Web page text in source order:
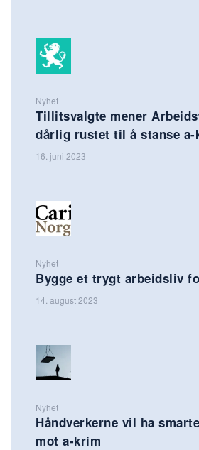
Nyhet
Tillitsvalgte mener
dårlig rustet til å stanse
16. juni 2023
Nyhet
Bygge et trygt arbeidsliv
14. august 2023
Nyhet
Håndverkerne vil ha
mot a-krim